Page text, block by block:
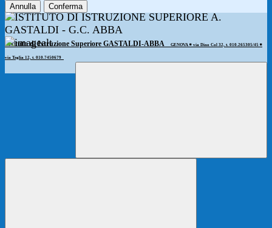
Annulla Conferma
Istituto di Istruzione Superiore GASTALDI-ABBA GENOVA ◾️ via Dino Col 32, t. 010.265305/45 ◾️
via Teglia 12, t. 010.7450679